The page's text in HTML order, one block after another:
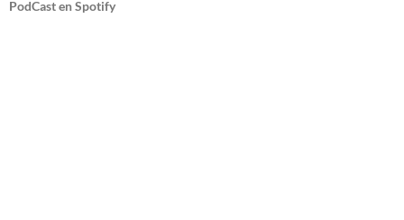
PodCast en Spotify